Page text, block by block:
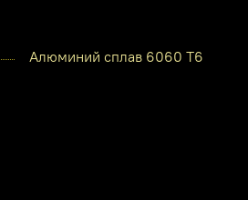
Алюминий сплав 6060 Т6